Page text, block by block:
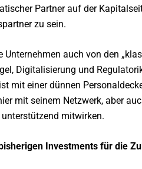
Partner auf der
zu sein.
auch von den
Digitalisierung und
mit einer dünnen
mit seinem Netzwerk, aber
mitwirken.
Investments für die